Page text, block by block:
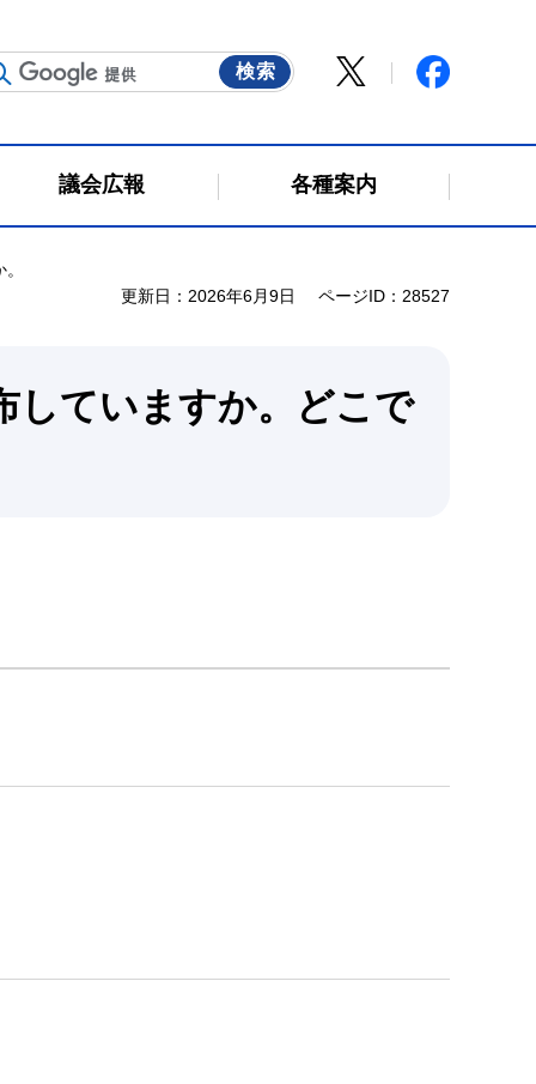
議会広報 各種案内
更新日：2026年6月9日
ページID：28527
していますか。どこで